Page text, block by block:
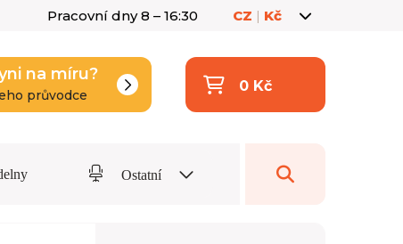
Pracovní dny 8 – 16:30 CZ | Kč
na míru?
průvodce
0 Kč
Ostatní